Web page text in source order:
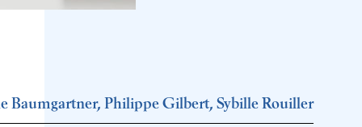
Baumgartner, Philippe Gilbert, Sybille Rouiller